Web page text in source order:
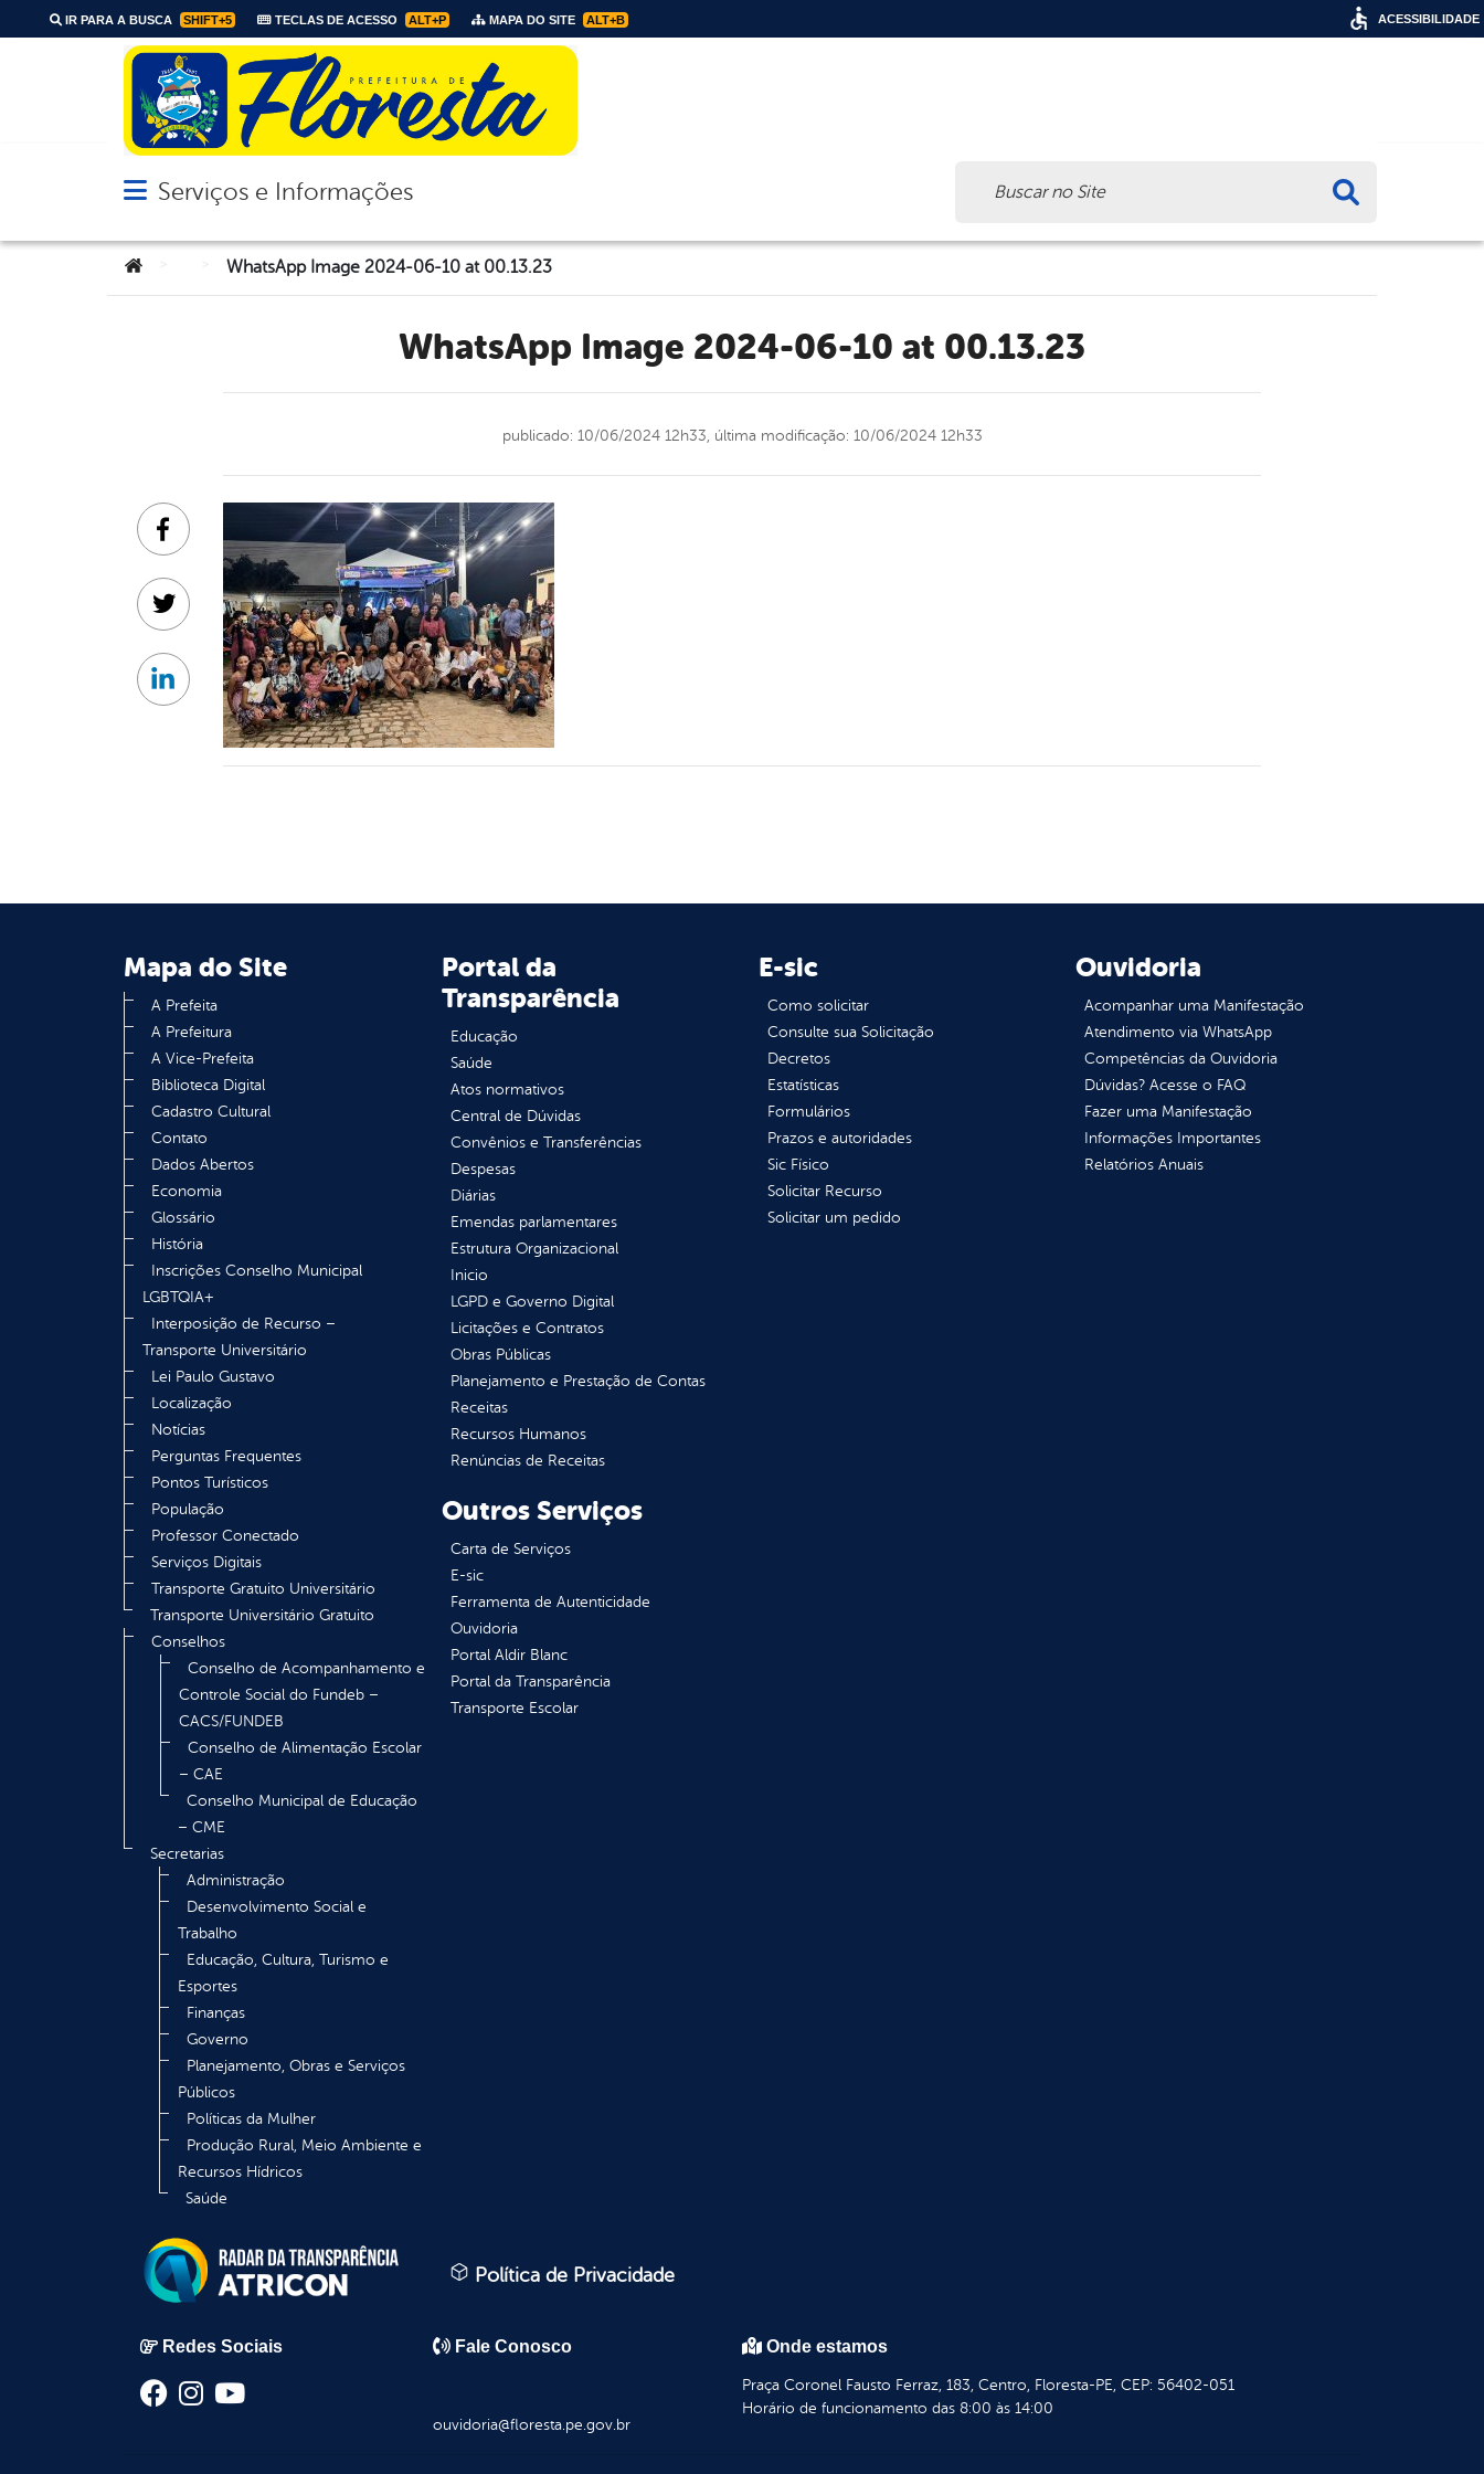
IR PARA A BUSCA SHIFT+5 TECLAS DE ACESSO ALT+P MAPA DO SITE ALT+B
Abrir menu principal de navegação
Serviços e Informações
Você está aqui:WhatsApp Image 2024-06-10 at 00.13.23
WhatsApp Image 2024-06-10 at 00.13.23
publicado: 10/06/2024 12h33, última modificação: 10/06/2024 12h33
Facebook
Twitter
Linkedin
Mapa do Site
A Prefeita
A Prefeitura
A Vice-Prefeita
Biblioteca Digital
Cadastro Cultural
Contato
Dados Abertos
Economia
Glossário
História
Inscrições Conselho Municipal
LGBTQIA+
Interposição de Recurso –
Transporte Universitário
Lei Paulo Gustavo
Localização
Notícias
Perguntas Frequentes
Pontos Turísticos
População
Professor Conectado
Serviços Digitais
Transporte Gratuito Universitário
Transporte Universitário Gratuito
Conselhos
Conselho de Acompanhamento e
Controle Social do Fundeb –
CACS/FUNDEB
Conselho de Alimentação Escolar
– CAE
Conselho Municipal de Educação
– CME
Secretarias
Administração
Desenvolvimento Social e
Trabalho
Educação, Cultura, Turismo e
Esportes
Finanças
Governo
Planejamento, Obras e Serviços
Públicos
Políticas da Mulher
Produção Rural, Meio Ambiente e
Recursos Hídricos
Saúde
Portal da
Transparência
Educação
Saúde
Atos normativos
Central de Dúvidas
Convênios e Transferências
Despesas
Diárias
Emendas parlamentares
Estrutura Organizacional
Inicio
LGPD e Governo Digital
Licitações e Contratos
Obras Públicas
Planejamento e Prestação de Contas
Receitas
Recursos Humanos
Renúncias de Receitas
E-sic
Como solicitar
Consulte sua Solicitação
Decretos
Estatísticas
Formulários
Prazos e autoridades
Sic Físico
Solicitar Recurso
Solicitar um pedido
Ouvidoria
Acompanhar uma Manifestação
Atendimento via WhatsApp
Competências da Ouvidoria
Dúvidas? Acesse o FAQ
Fazer uma Manifestação
Informações Importantes
Relatórios Anuais
Outros Serviços
Carta de Serviços
E-sic
Ferramenta de Autenticidade
Ouvidoria
Portal Aldir Blanc
Portal da Transparência
Transporte Escolar
Política de Privacidade
Redes Sociais Fale Conosco
ouvidoria@floresta.pe.gov.br
Onde estamos
Praça Coronel Fausto Ferraz, 183, Centro, Floresta-PE, CEP: 56402-051
Horário de funcionamento das 8:00 às 14:00
ACESSIBILIDADE